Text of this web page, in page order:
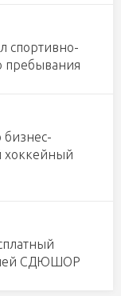
спортивно-
пребывания
бизнес-
хоккейный
СДЮШОР